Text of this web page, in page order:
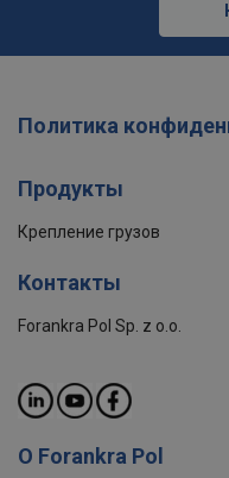
Политика
Продукты
Крепление грузов
Контакты
Forankra Pol Sp. z o.o.
О Forankra Pol